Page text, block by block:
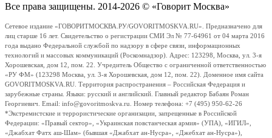
Все права защищены. 2014-2026 © «Говорит Москва»
Сетевое издание «ГОВОРИТМОСКВА.РУ/GOVORITMOSKVA.RU». Предназначено для
лиц старше 16 лет. Свидетельство о регистрации СМИ Эл № 77-64961 от 04 марта 2016
года выдано Федеральной службой по надзору в сфере связи, информационных
технологий и массовых коммуникаций (Роскомнадзор). Адрес: 123298, Москва, ул. 3-я
Хорошевская, дом 12, пом. 22. Учредитель Общество с ограниченной ответственностью
«РУ ФМ» (123298 Москва, ул. 3-я Хорошевская, дом 12, пом. 22). Доменное имя сайта
GOVORITMOSKVA.RU. Территория распространения – Российская Федерация и
зарубежные страны. Языки: русский и английский. Главный редактор Бабаян Роман
Георгиевич. Email: info@govoritmoskva.ru. Номер телефона: +7 (495) 950-62-26
*Экстремистские и террористические организации, запрещенные в Российской
Федерации: «Правый сектор», «Украинская повстанческая армия» (УПА), «ИГИЛ»,
«Джабхат Фатх аш-Шам» (бывшая «Джабхат ан-Нусра», «Джебхат ан-Нусра»),